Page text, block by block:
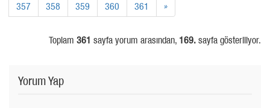
357
358 359 360 361 »
Toplam 361 sayfa yorum arasından, 169. sayfa gösteriliyor.
Yorum Yap